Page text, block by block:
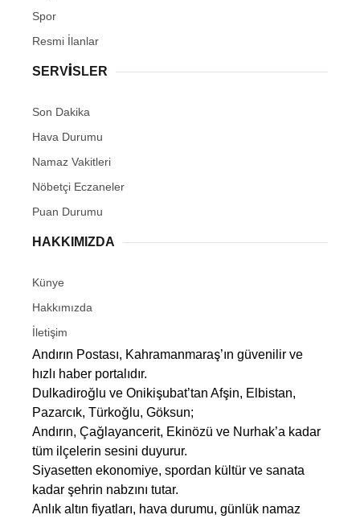
Spor
Resmi İlanlar
SERVİSLER
Son Dakika
Hava Durumu
Namaz Vakitleri
Nöbetçi Eczaneler
Puan Durumu
HAKKIMIZDA
Künye
Hakkımızda
İletişim
Andırın Postası, Kahramanmaraş’ın güvenilir ve
hızlı haber portalıdır.
Dulkadiroğlu ve Onikişubat’tan Afşin, Elbistan,
Pazarcık, Türkoğlu, Göksun;
Andırın, Çağlayancerit, Ekinözü ve Nurhak’a kadar
tüm ilçelerin sesini duyurur.
Siyasetten ekonomiye, spordan kültür ve sanata
kadar şehrin nabzını tutar.
Anlık altın fiyatları, hava durumu, günlük namaz